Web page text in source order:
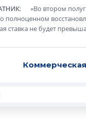
: «Во втором
полноценном
ставка не будет